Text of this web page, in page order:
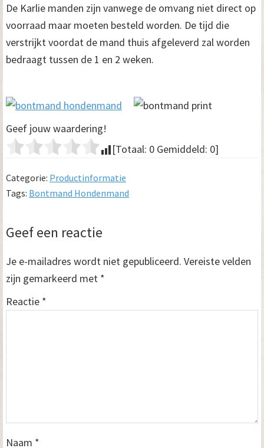
De Karlie manden zijn vanwege de omvang niet direct op
voorraad maar moeten besteld worden. De tijd die
verstrijkt voordat de mand thuis afgeleverd zal worden
bedraagt tussen de 1 en 2 weken.
Geef jouw waardering!
[Totaal: 0 Gemiddeld: 0]
Categorie: Productinformatie
Tags: Bontmand Hondenmand
Lees
Interacties
Geef een reactie
Je e-mailadres wordt niet gepubliceerd. Vereiste velden
zijn gemarkeerd met *
Reactie *
Naam *